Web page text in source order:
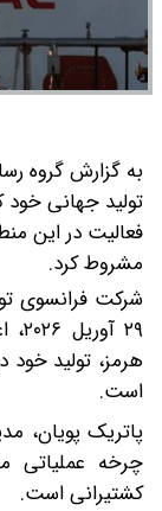
به گزارش گروه
تولید جهانی خود
فعالیت در این
مشروط کرد.
۲۹
هرمز، تولید خود
است.
پاتریک پویان،
چرخه عملیاتی
کشتیرانی است.